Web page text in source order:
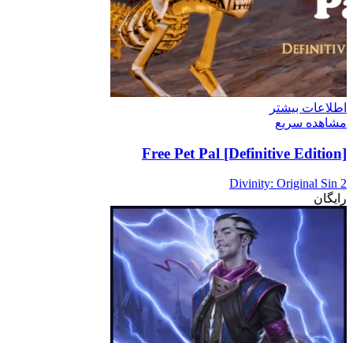
اطلاعات بیشتر
مشاهده سریع
Free Pet Pal [Definitive Edition]
Divinity: Original Sin 2
رایگان